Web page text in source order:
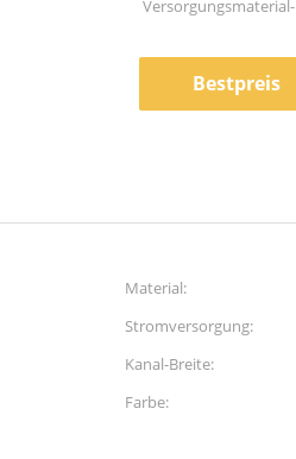
Versorgungsmaterial-
Bestpreis
Material:
Stromversorgung:
Kanal-Breite:
Farbe: